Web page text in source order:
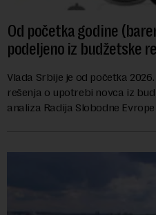
Od početka godine
podeljeno iz budžetske
Vlada Srbije je od početka
rešenja o upotrebi novca iz
analiza Radija Slobodne